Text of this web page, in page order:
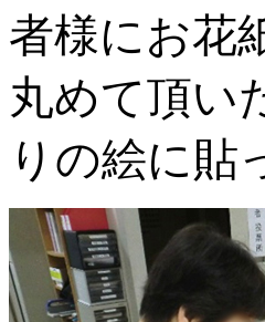
者様にお花
丸めて頂い
りの絵に貼